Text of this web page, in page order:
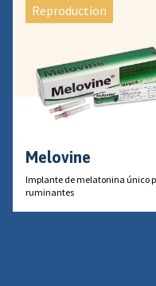
Reproduction
Melovine
Implante de melatonina único
ruminantes